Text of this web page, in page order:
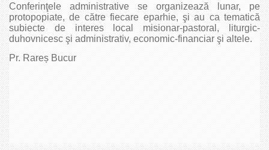
Conferinţele administrative se organizează lunar, pe
protopopiate, de către fiecare eparhie, şi au ca tematică
subiecte de interes local misionar-pastoral, liturgic-
duhovnicesc şi administrativ, economic-financiar şi altele.
Pr. Rareș Bucur